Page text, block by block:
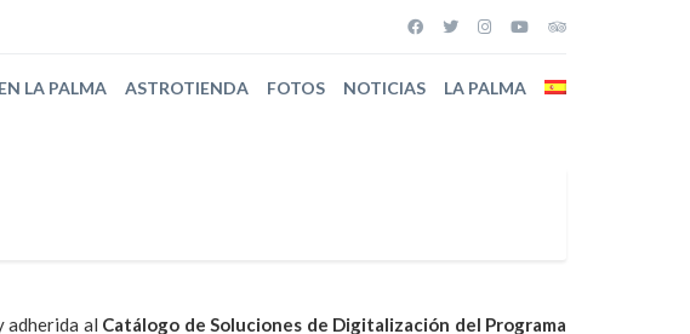
LA PALMA ASTROTIENDA FOTOS NOTICIAS LA PALMA
adherida al Catálogo de Soluciones de Digitalización del Programa